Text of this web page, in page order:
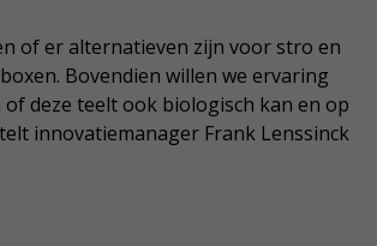
of er alternatieven zijn voor stro en
Bovendien willen we ervaring
deze teelt ook biologisch kan en op
innovatiemanager Frank Lenssinck